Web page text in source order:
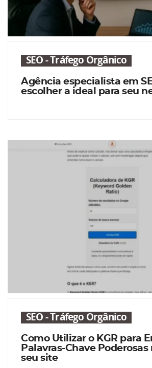
SEO - Tráfego Orgânico
Agência especialista em
escolher a ideal para seu
SEO - Tráfego Orgânico
Como Utilizar o KGR para
Palavras-Chave Poderosas
seu site